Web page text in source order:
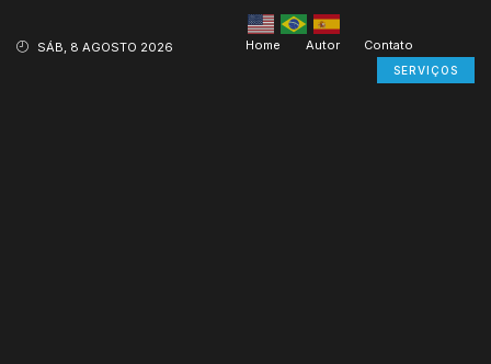
SÁB, 8 AGOSTO 2026 Home Autor Contato
SERVIÇOS